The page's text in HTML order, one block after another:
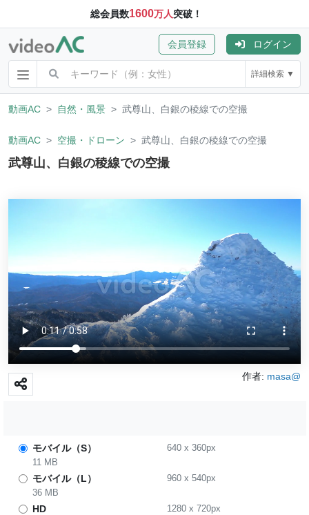
総会員数1600万人突破！
会員登録 ログイン
詳細検索 ▼
動画AC 自然・風景 武尊山、白銀の稜線での空撮
動画AC 空撮・ドローン 武尊山、白銀の稜線での空撮
武尊山、白銀の稜線での空撮
作者: masa@
モバイル（S） 640x 360px
11 MB
モバイル（L） 960x 540px
36 MB
HD 1280x 720px